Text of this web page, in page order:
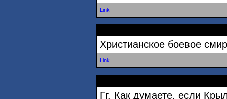
Link
Христианское боевое
Link
Гг. Как думаете, если